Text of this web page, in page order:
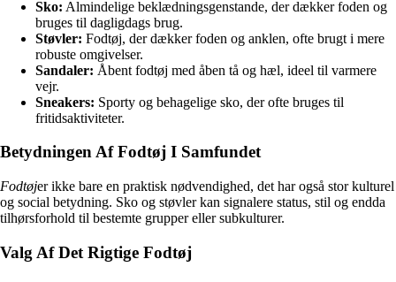
Sko: Almindelige beklædningsgenstande, der dækker foden og
bruges til dagligdags brug.
Støvler: Fodtøj, der dækker foden og anklen, ofte brugt i mere
robuste omgivelser.
Sandaler: Åbent fodtøj med åben tå og hæl, ideel til varmere
vejr.
Sneakers: Sporty og behagelige sko, der ofte bruges til
fritidsaktiviteter.
Betydningen Af Fodtøj I Samfundet
Fodtøjer ikke bare en praktisk nødvendighed, det har også stor kulturel
og social betydning. Sko og støvler kan signalere status, stil og endda
tilhørsforhold til bestemte grupper eller subkulturer.
Valg Af Det Rigtige Fodtøj